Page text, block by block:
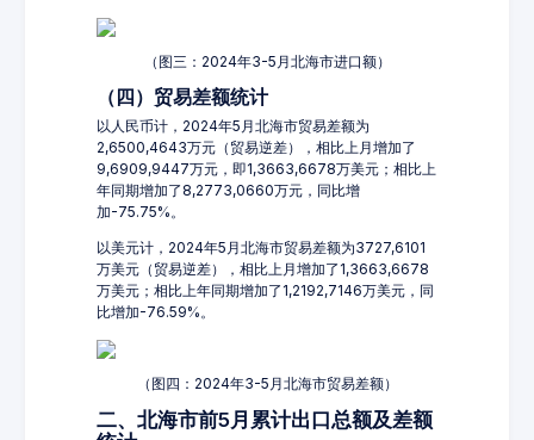
（图三：2024年3-5月北海市进口额）
（四）贸易差额统计
以人民币计，2024年5月北海市贸易差额为
2,6500,4643万元（贸易逆差），相比上月增加了
9,6909,9447万元，即1,3663,6678万美元；相比上
年同期增加了8,2773,0660万元，同比增
加-75.75%。
以美元计，2024年5月北海市贸易差额为3727,6101
万美元（贸易逆差），相比上月增加了1,3663,6678
万美元；相比上年同期增加了1,2192,7146万美元，同
比增加-76.59%。
（图四：2024年3-5月北海市贸易差额）
二、北海市前5月累计出口总额及差额